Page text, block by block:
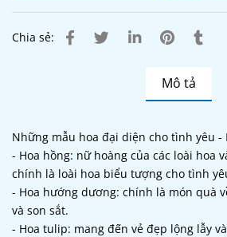
Chia sẻ:
Mô tả
Những mẫu hoa đại diện cho tình yêu -
- Hoa hồng: nữ hoàng của các loài hoa
chính là loài hoa biểu tượng cho tình
- Hoa hướng dương: chính là món quà
và son sắt.
- Hoa tulip: mang đến vẻ đẹp lộng lẫy